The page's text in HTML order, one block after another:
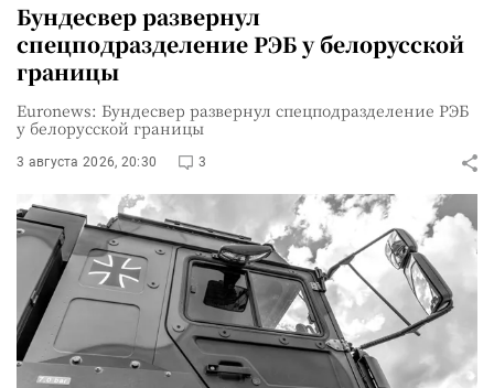
Бундесвер развернул
спецподразделение РЭБ у белорусской
границы
Euronews: Бундесвер развернул спецподразделение РЭБ
у белорусской границы
3 августа 2026, 20:30 3